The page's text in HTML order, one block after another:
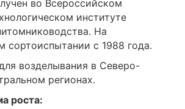
во Всероссийском
институте
На
сортоиспытании с 1988 года.
возделывания в Северо-
регионах.
роста: